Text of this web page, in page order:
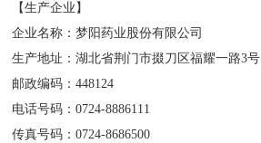
【生产企业】
企业名称：梦阳药业股份有限公司
生产地址：湖北省荆门市掇刀区福耀一路3号
邮政编码：448124
电话号码：0724-8886111
传真号码：0724-8686500